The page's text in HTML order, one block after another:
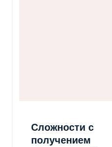
Сложности с
получением